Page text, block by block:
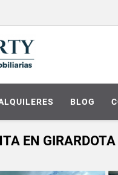
BLOG
EN